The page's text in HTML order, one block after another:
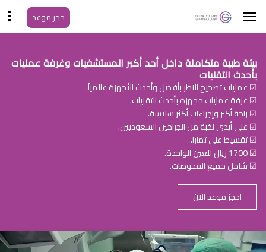
حجز موعد
بيئة طبية متكاملة داخل أحد أكبر المستشفيات وغرفة عمليات
بأحدث التقنيات
☑ عمليات تصحيح النظر بأفضل وأحدث الأجهزة عالمياً.
☑ غرفة عمليات مجهزة بأحدث التقنيات.
☑ راحة أكبر وإجراءات أكثر سلاسة.
☑ على أيدي نخبة من الجراحين السعوديين.
☑ تقسيط على تمارا.
☑ 1700 ريال للعين الواحدة.
☑ شامل جميع الفحوصات.
احجز موعد الان